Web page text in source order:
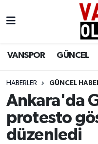
VANSPOR GÜNCEL
HABERLER GÜNCEL
Ankara'da
protesto
düzenledi
Siyaset
Ekonomi
Sağlık
Van Nöbetçi
Van Namaz
Van Trafik
Süper Lig Puan